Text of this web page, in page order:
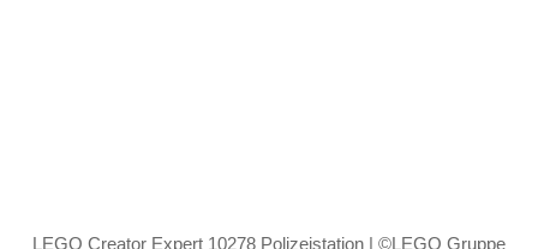
LEGO Creator Expert 10278 Polizeistation | ©LEGO Gruppe